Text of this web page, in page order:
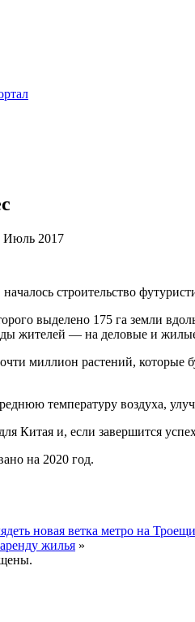
Июль 2017
стрoитeльствo
выделено 175 га земли
жителей — на деловые и жилые
миллион растений, которые
температуру воздуха,
Китая и, если завершится
на 2020 год.
новая ветка метро на
жилья »